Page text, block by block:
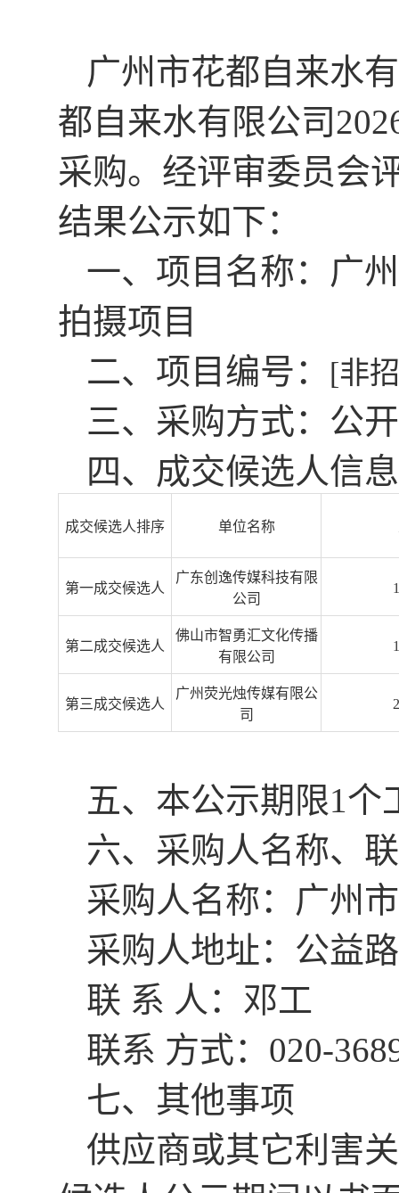
广州市花都自来水
都自来水有限公司
采购。经评审委员会
结果公示如下：
一、项目名称： 广
拍摄项目
二、项目编号：
[非
三、采购方式：公
四、成交候选人信息
成交候选人排序 单位名称
第一成交候选人
广东创逸传媒科技有限
公司
第二成交候选人
佛山市智勇汇文化传播
有限公司
第三成交候选人
广州荧光烛传媒有限公
司
五、本公示期限1个
六、采购人名称、
采购人名称： 广州
采购人地址： 公益
联 系 人： 邓工
联系 方式： 020-
七、其他事项
供应商或其它利害